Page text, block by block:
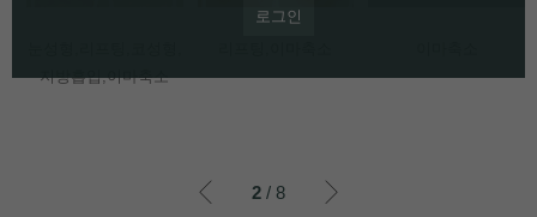
로그인
지방흡입,이마축소
2 / 8